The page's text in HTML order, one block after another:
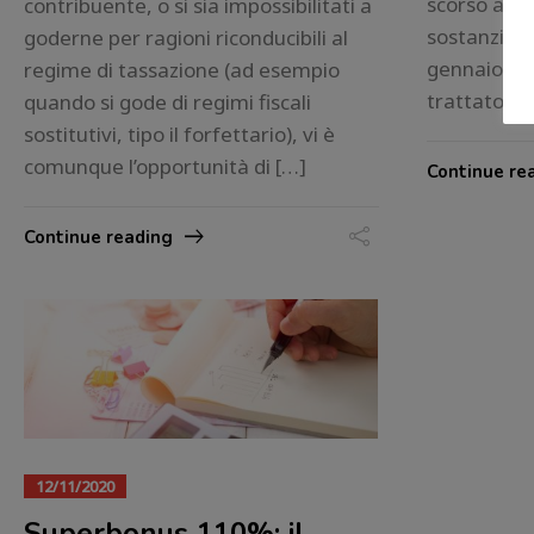
goderne per ragioni riconducibili al
regime di tassazione (ad esempio
quando si gode di regimi fiscali
sostitutivi, tipo il forfettario), vi è
comunque l’opportunità di […]
Continue reading
gennaio
trattato […]
Continue
12/11/2020